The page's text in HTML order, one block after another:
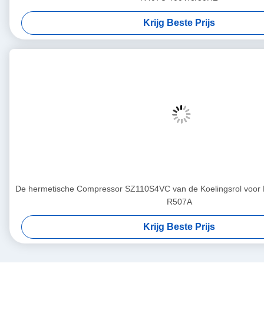
Krijg Beste Prijs
De hermetische Compressor SZ110S4VC van de Koelingsrol voor
R507A
Krijg Beste Prijs